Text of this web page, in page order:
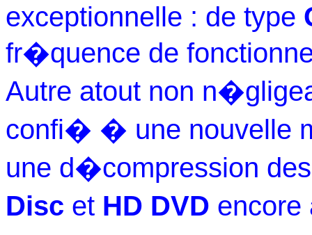
exceptionnelle : de type
fr�quence de
Autre atout non
confi� � une nouvelle
une d�compression
Disc et HD DVD